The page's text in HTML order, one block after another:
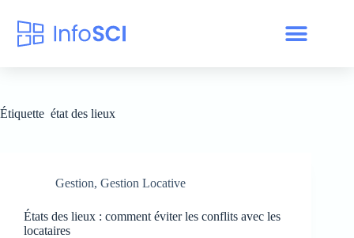
Étiquette état des lieux
Gestion, Gestion Locative
États des lieux : comment éviter les conflits avec les
locataires